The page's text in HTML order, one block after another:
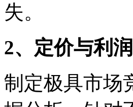
失。
2、定价与利
制定极具市场